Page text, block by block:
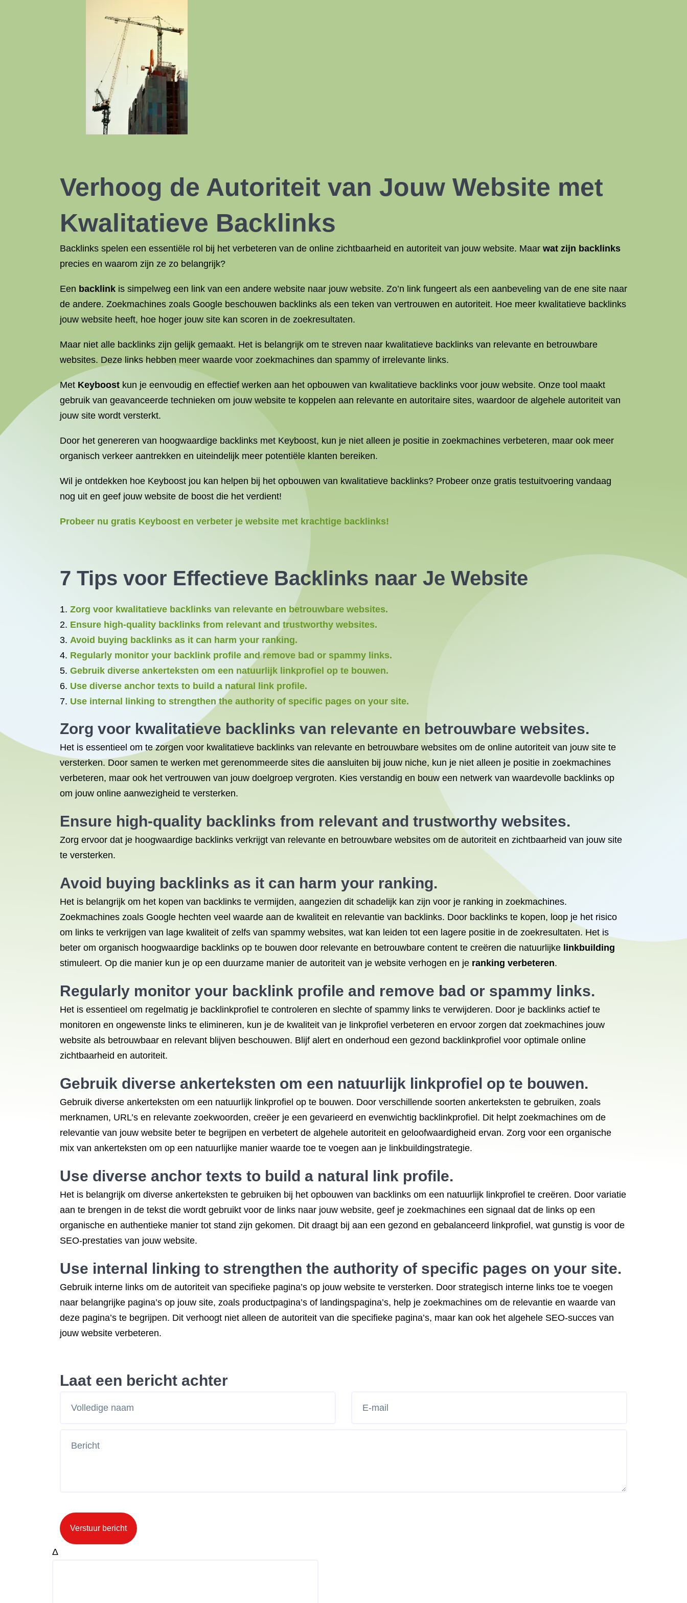
Verhoog de Autoriteit van Jouw Website met
Kwalitatieve Backlinks
Backlinks spelen een essentiële rol bij het verbeteren van de online zichtbaarheid en autoriteit van jouw website. Maar wat zijn backlinks
precies en waarom zijn ze zo belangrijk?
Een backlink is simpelweg een link van een andere website naar jouw website. Zo’n link fungeert als een aanbeveling van de ene site naar
de andere. Zoekmachines zoals Google beschouwen backlinks als een teken van vertrouwen en autoriteit. Hoe meer kwalitatieve backlinks
jouw website heeft, hoe hoger jouw site kan scoren in de zoekresultaten.
Maar niet alle backlinks zijn gelijk gemaakt. Het is belangrijk om te streven naar kwalitatieve backlinks van relevante en betrouwbare
websites. Deze links hebben meer waarde voor zoekmachines dan spammy of irrelevante links.
Met Keyboost kun je eenvoudig en effectief werken aan het opbouwen van kwalitatieve backlinks voor jouw website. Onze tool maakt
gebruik van geavanceerde technieken om jouw website te koppelen aan relevante en autoritaire sites, waardoor de algehele autoriteit van
jouw site wordt versterkt.
Door het genereren van hoogwaardige backlinks met Keyboost, kun je niet alleen je positie in zoekmachines verbeteren, maar ook meer
organisch verkeer aantrekken en uiteindelijk meer potentiële klanten bereiken.
Wil je ontdekken hoe Keyboost jou kan helpen bij het opbouwen van kwalitatieve backlinks? Probeer onze gratis testuitvoering vandaag
nog uit en geef jouw website de boost die het verdient!
Probeer nu gratis Keyboost en verbeter je website met krachtige backlinks!
7 Tips voor Effectieve Backlinks naar Je Website
Zorg voor kwalitatieve backlinks van relevante en betrouwbare websites.
Ensure high-quality backlinks from relevant and trustworthy websites.
Avoid buying backlinks as it can harm your ranking.
Regularly monitor your backlink profile and remove bad or spammy links.
Gebruik diverse ankerteksten om een natuurlijk linkprofiel op te bouwen.
Use diverse anchor texts to build a natural link profile.
Use internal linking to strengthen the authority of specific pages on your site.
Zorg voor kwalitatieve backlinks van relevante en betrouwbare websites.
Het is essentieel om te zorgen voor kwalitatieve backlinks van relevante en betrouwbare websites om de online autoriteit van jouw site te
versterken. Door samen te werken met gerenommeerde sites die aansluiten bij jouw niche, kun je niet alleen je positie in zoekmachines
verbeteren, maar ook het vertrouwen van jouw doelgroep vergroten. Kies verstandig en bouw een netwerk van waardevolle backlinks op
om jouw online aanwezigheid te versterken.
Ensure high-quality backlinks from relevant and trustworthy websites.
Zorg ervoor dat je hoogwaardige backlinks verkrijgt van relevante en betrouwbare websites om de autoriteit en zichtbaarheid van jouw site
te versterken.
Avoid buying backlinks as it can harm your ranking.
Het is belangrijk om het kopen van backlinks te vermijden, aangezien dit schadelijk kan zijn voor je ranking in zoekmachines.
Zoekmachines zoals Google hechten veel waarde aan de kwaliteit en relevantie van backlinks. Door backlinks te kopen, loop je het risico
om links te verkrijgen van lage kwaliteit of zelfs van spammy websites, wat kan leiden tot een lagere positie in de zoekresultaten. Het is
beter om organisch hoogwaardige backlinks op te bouwen door relevante en betrouwbare content te creëren die natuurlijke linkbuilding
stimuleert. Op die manier kun je op een duurzame manier de autoriteit van je website verhogen en je ranking verbeteren.
Regularly monitor your backlink profile and remove bad or spammy links.
Het is essentieel om regelmatig je backlinkprofiel te controleren en slechte of spammy links te verwijderen. Door je backlinks actief te
monitoren en ongewenste links te elimineren, kun je de kwaliteit van je linkprofiel verbeteren en ervoor zorgen dat zoekmachines jouw
website als betrouwbaar en relevant blijven beschouwen. Blijf alert en onderhoud een gezond backlinkprofiel voor optimale online
zichtbaarheid en autoriteit.
Gebruik diverse ankerteksten om een natuurlijk linkprofiel op te bouwen.
Gebruik diverse ankerteksten om een natuurlijk linkprofiel op te bouwen. Door verschillende soorten ankerteksten te gebruiken, zoals
merknamen, URL’s en relevante zoekwoorden, creëer je een gevarieerd en evenwichtig backlinkprofiel. Dit helpt zoekmachines om de
relevantie van jouw website beter te begrijpen en verbetert de algehele autoriteit en geloofwaardigheid ervan. Zorg voor een organische
mix van ankerteksten om op een natuurlijke manier waarde toe te voegen aan je linkbuildingstrategie.
Use diverse anchor texts to build a natural link profile.
Het is belangrijk om diverse ankerteksten te gebruiken bij het opbouwen van backlinks om een natuurlijk linkprofiel te creëren. Door variatie
aan te brengen in de tekst die wordt gebruikt voor de links naar jouw website, geef je zoekmachines een signaal dat de links op een
organische en authentieke manier tot stand zijn gekomen. Dit draagt bij aan een gezond en gebalanceerd linkprofiel, wat gunstig is voor de
SEO-prestaties van jouw website.
Use internal linking to strengthen the authority of specific pages on your site.
Gebruik interne links om de autoriteit van specifieke pagina’s op jouw website te versterken. Door strategisch interne links toe te voegen
naar belangrijke pagina’s op jouw site, zoals productpagina’s of landingspagina’s, help je zoekmachines om de relevantie en waarde van
deze pagina’s te begrijpen. Dit verhoogt niet alleen de autoriteit van die specifieke pagina’s, maar kan ook het algehele SEO-succes van
jouw website verbeteren.
Laat een bericht achter
Verstuur bericht
Δ